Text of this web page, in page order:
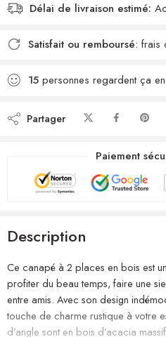
Délai de livraison estimé:
Satisfait ou remboursé: frais
15 personnes regardent ça
Partager
Paiement
Description
Ce canapé à 2 places en bois est
profiter du beau temps, faire une
entre amis. Avec son design
touche de charme rustique à votre
d’angle sont en bois d’acacia